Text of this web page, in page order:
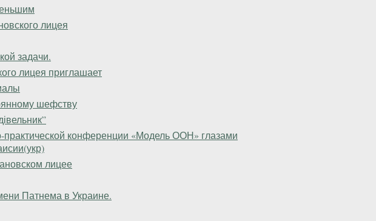
лицея
задачи.
лицея приглашает
шефству
практической конференции «Модель ООН» глазами
лицее
Патнема в Украине.